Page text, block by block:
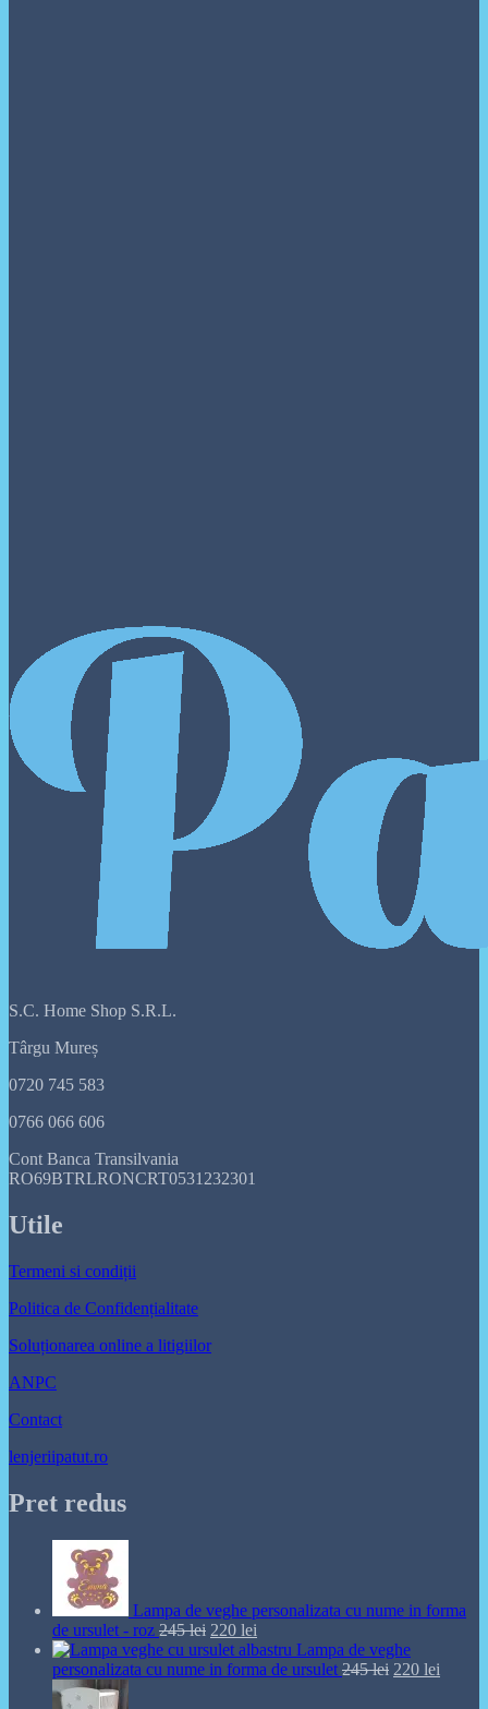
S.C. Home Shop S.R.L.
Târgu Mureș
0720 745 583
0766 066 606
Cont Banca Transilvania
RO69BTRLRONCRT0531232301
Utile
Termeni si condiții
Politica de Confidențialitate
Soluționarea online a litigiilor
ANPC
Contact
lenjeriipatut.ro
Pret redus
Lampa de veghe personalizata cu nume in forma
de ursulet - roz 245lei Prețul
inițial
a
220 lei
curent
este:
Lampa de veghe
personalizata cu nume in forma de ursulet 245lei Prețul
220 lei